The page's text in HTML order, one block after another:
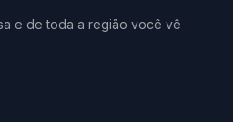
e de toda a região você vê